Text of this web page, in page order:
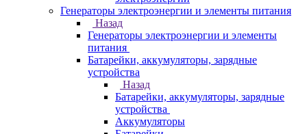
Генераторы электроэнергии и элементы питания
Назад
Генераторы электроэнергии и элементы
питания
Батарейки, аккумуляторы, зарядные
устройства
Назад
Батарейки, аккумуляторы, зарядные
устройства
Аккумуляторы